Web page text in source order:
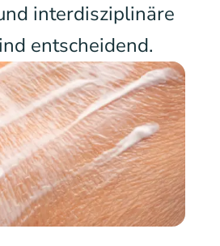
interdisziplinäre
entscheidend.